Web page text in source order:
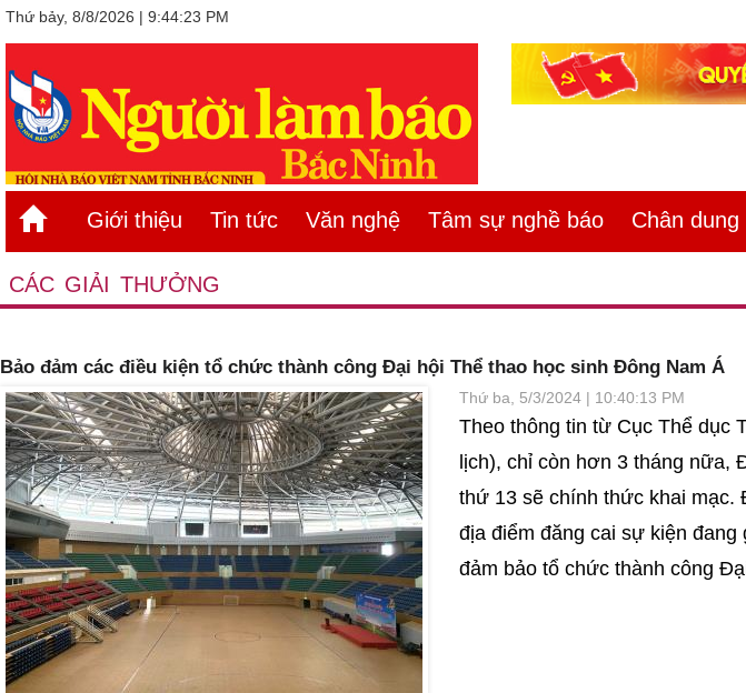
Thứ bảy, 8/8/2026 | 9:44:23 PM
Giới thiệu Tin tức Văn nghệ Tâm sự nghề báo Chân
CÁC GIẢI THƯỞNG
Bảo đảm các điều kiện tổ chức thành công Đại hội Thể thao học sinh Đông Nam Á
Thứ ba, 5/3/2024 | 10:40:13 PM
Theo thông tin từ Cục Thể dục
lịch), chỉ còn hơn 3 tháng nữa,
thứ 13 sẽ chính thức khai mạc.
địa điểm đăng cai sự kiện
đảm bảo tổ chức thành công